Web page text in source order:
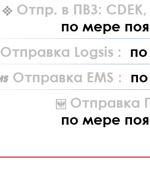
Отпр. в ПВЗ: CDEK,
по мере
Отправка Logsis :
Отправка EMS :
Отправка
по мере